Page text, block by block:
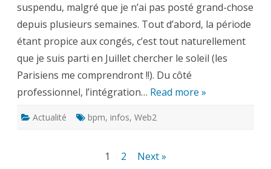
suspendu, malgré que je n’ai pas posté grand-chose
depuis plusieurs semaines. Tout d’abord, la période
étant propice aux congés, c’est tout naturellement
que je suis parti en Juillet chercher le soleil (les
Parisiens me comprendront !!). Du côté
professionnel, l’intégration… Read more »
Actualité bpm, infos, Web2
1 2 Next »